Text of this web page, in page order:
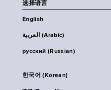
选择语言
English
العربية (Arabic)
русский (Russian)
한국어 (Korean)